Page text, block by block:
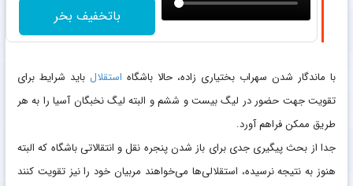
باتخفیف بخر
با ماندگار شدن سهراب بختیاری زاده، حالا باشگاه استقلال باید شرایط برای
تقویت جهت حضور در لیگ بیست و ششم و البته لیگ نخبگان آسیا را به هر
طریق ممکن فراهم آورد.
جدا از بحث پیگیری جدی برای باز شدن پنجره نقل و انتقالاتی باشگاه که البته
هنوز به نتیجه نرسیده، استقلالی‌ها می‌خواهند مربیان خود را نیز تقویت کنند